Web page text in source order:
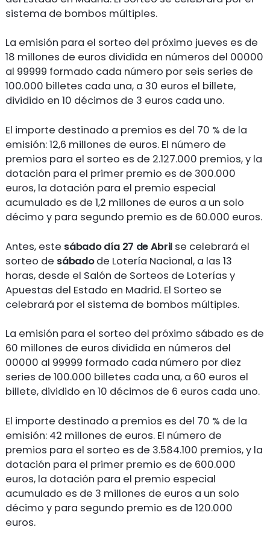
sistema de bombos múltiples.
La emisión para el sorteo del próximo jueves es de
18 millones de euros dividida en números del 00000
al 99999 formado cada número por seis series de
100.000 billetes cada una, a 30 euros el billete,
dividido en 10 décimos de 3 euros cada uno.
El importe destinado a premios es del 70 % de la
emisión: 12,6 millones de euros. El número de
premios para el sorteo es de 2.127.000 premios, y la
dotación para el primer premio es de 300.000
euros, la dotación para el premio especial
acumulado es de 1,2 millones de euros a un solo
décimo y para segundo premio es de 60.000 euros.
Antes, este sábado día 27 de Abril se celebrará el
sorteo de sábadode Lotería Nacional, a las 13
horas, desde el Salón de Sorteos de Loterías y
Apuestas del Estado en Madrid. El Sorteo se
celebrará por el sistema de bombos múltiples.
La emisión para el sorteo del próximo sábado es de
60 millones de euros dividida en números del
00000 al 99999 formado cada número por diez
series de 100.000 billetes cada una, a 60 euros el
billete, dividido en 10 décimos de 6 euros cada uno.
El importe destinado a premios es del 70 % de la
emisión: 42 millones de euros. El número de
premios para el sorteo es de 3.584.100 premios, y la
dotación para el primer premio es de 600.000
euros, la dotación para el premio especial
acumulado es de 3 millones de euros a un solo
décimo y para segundo premio es de 120.000
euros.